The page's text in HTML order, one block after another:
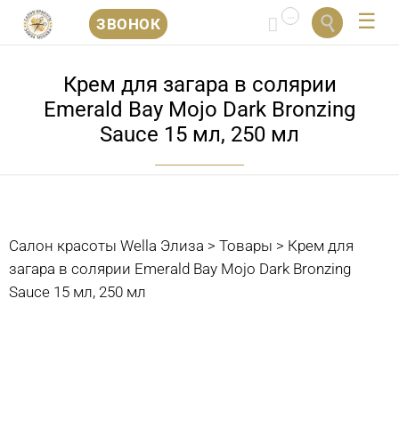
ЗВОНОК  
содержанию
Крем для загара в солярии
Emerald Bay Mojo Dark Bronzing
Sauce 15 мл, 250 мл
Салон красоты Wella Элиза > Товары > Крем для
загара в солярии Emerald Bay Mojo Dark Bronzing
Sauce 15 мл, 250 мл